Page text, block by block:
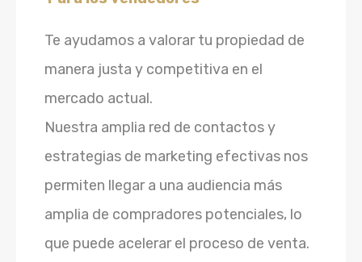
Te ayudamos a valorar tu propiedad de
manera justa y competitiva en el
mercado actual.
Nuestra amplia red de contactos y
estrategias de marketing efectivas nos
permiten llegar a una audiencia más
amplia de compradores potenciales, lo
que puede acelerar el proceso de venta.